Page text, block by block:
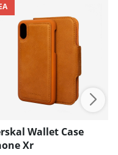
Wallet Case
Xr